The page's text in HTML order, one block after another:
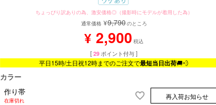
ちょっぴり訳ありの為、激安価格◎（撮影時にモデルが着用した為）
通常価格 ¥9,790のところ
¥ 2,900 税込
[29ポイント付与 ]
平日15時/土日祝12時までのご注文で最短当日出荷🚚💨
カラー
作り帯
在庫切れ
再入荷お知らせ